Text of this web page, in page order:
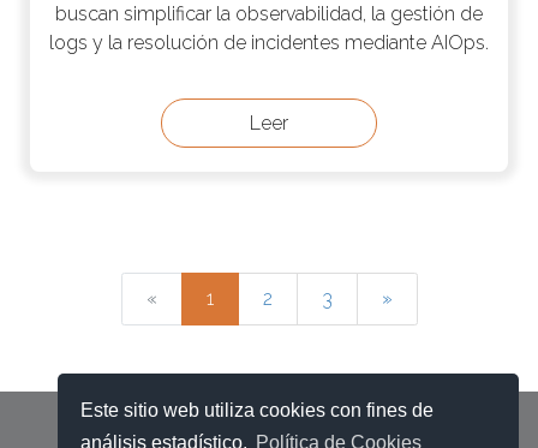
Este sitio web utiliza cookies con fines de
análisis estadístico. Política de Cookies
buscan simplificar la observabilidad, la gestión de
logs y la resolución de incidentes mediante AIOps.
Leer
« 1 2 3 »